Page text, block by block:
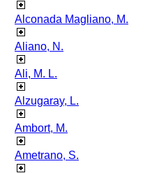
Alconada Magliano, M.
Aliano, N.
Ali, M. L.
Alzugaray, L.
Ambort, M.
Ametrano, S.